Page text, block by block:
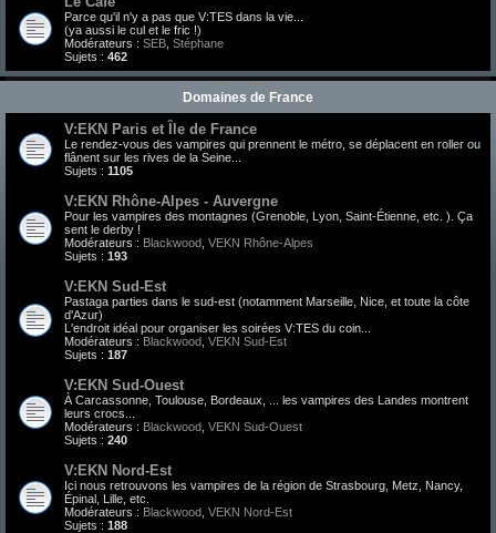
Parce qu'il n'y a pas que V:TES dans la vie...
(ya aussi le cul et le fric !)
Modérateurs : SEB Stéphane
Sujets : 462
Domaines de France
V:EKN Paris et Île de France
Le rendez-vous des vampires qui prennent le métro, se déplacent en roller ou
flânent sur les rives de la Seine...
Sujets : 1105
V:EKN Rhône-Alpes - Auvergne
Pour les vampires des montagnes (Grenoble, Lyon, Saint-Étienne, etc. ). Ça
sent le derby !
Modérateurs : Blackwood VEKN Rhône-Alpes
Sujets : 193
V:EKN Sud-Est
Pastaga parties dans le sud-est (notamment Marseille, Nice, et toute la côte
d'Azur)
L'endroit idéal pour organiser les soirées V:TES du coin...
Modérateurs : Blackwood VEKN Sud-Est
Sujets : 187
V:EKN Sud-Ouest
À Carcassonne, Toulouse, Bordeaux, ... les vampires des Landes montrent
leurs crocs...
Modérateurs : Blackwood VEKN Sud-Ouest
Sujets : 240
V:EKN Nord-Est
Ici nous retrouvons les vampires de la région de Strasbourg, Metz, Nancy,
Épinal, Lille, etc.
Modérateurs : Blackwood VEKN Nord-Est
Sujets : 188